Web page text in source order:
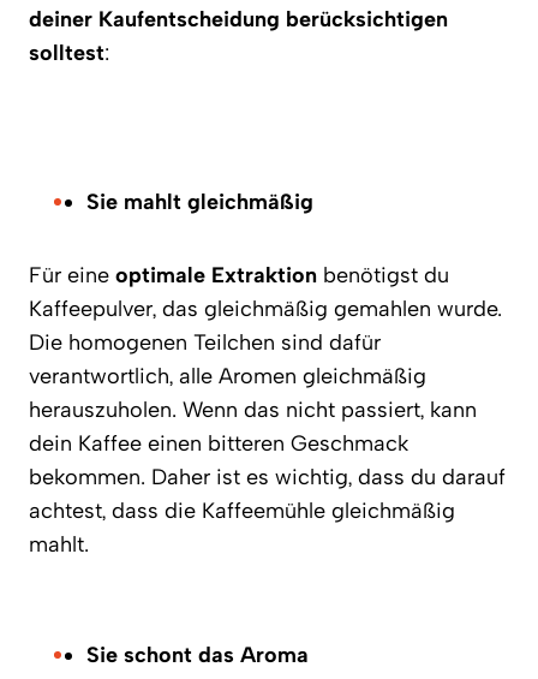
deiner Kaufentscheidung berücksichtigen
solltest:
Sie mahlt gleichmäßig
Für eine optimale Extraktion benötigst du
Kaffeepulver, das gleichmäßig gemahlen wurde.
Die homogenen Teilchen sind dafür
verantwortlich, alle Aromen gleichmäßig
herauszuholen. Wenn das nicht passiert, kann
dein Kaffee einen bitteren Geschmack
bekommen. Daher ist es wichtig, dass du darauf
achtest, dass die Kaffeemühle gleichmäßig
mahlt.
Sie schont das Aroma